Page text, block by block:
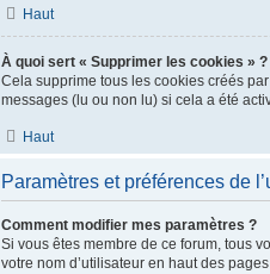
Haut
À quoi sert « Supprimer les cookies » ?
Cela supprime tous les cookies créés
messages (lu ou non lu) si cela a été
Haut
Paramètres et préférences de
Comment modifier mes paramètres ?
Si vous êtes membre de ce forum, tous
votre nom d’utilisateur en haut des